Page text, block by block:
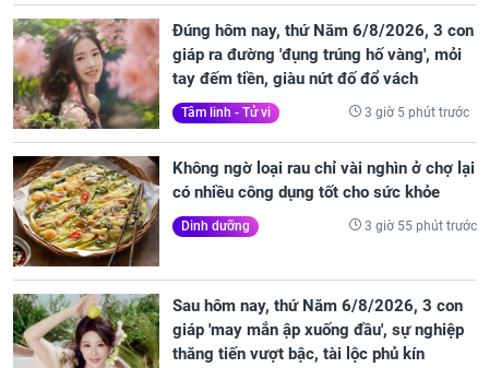
Đúng hôm nay, thứ Năm 6/8/2026, 3 con
giáp ra đường 'đụng trúng hố vàng', mỏi
tay đếm tiền, giàu nứt đố đổ vách
Tâm linh - Tử vi 3 giờ 5 phút trước
Không ngờ loại rau chỉ vài nghìn ở chợ lại
có nhiều công dụng tốt cho sức khỏe
Dinh dưỡng 3 giờ 55 phút trước
Sau hôm nay, thứ Năm 6/8/2026, 3 con
giáp 'may mắn ập xuống đầu', sự nghiệp
thăng tiến vượt bậc, tài lộc phủ kín